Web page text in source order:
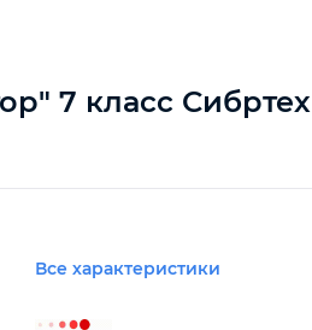
7 класс Сибртех
Все характеристики